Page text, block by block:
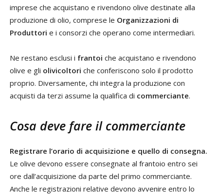
imprese che acquistano e rivendono olive destinate alla
produzione di olio, comprese le Organizzazioni di
Produttori e i consorzi che operano come intermediari.
Ne restano esclusi i frantoi che acquistano e rivendono
olive e gli olivicoltori che conferiscono solo il prodotto
proprio. Diversamente, chi integra la produzione con
acquisti da terzi assume la qualifica di commerciante.
Cosa deve fare il commerciante
Registrare l’orario di acquisizione e quello di consegna.
Le olive devono essere consegnate al frantoio entro sei
ore dall’acquisizione da parte del primo commerciante.
Anche le registrazioni relative devono avvenire entro lo